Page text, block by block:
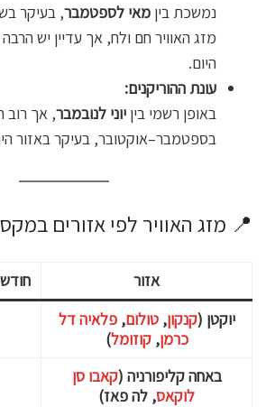
נמשכת בין מאי לספטמבר, בעיקר
מזג האוויר חם ולח, אך עדיין יש
היום.
עונת ההוריקנים:
באופן רשמי בין יוני לנובמבר, אך רוב
בספטמבר–אוקטובר, בעיקר באזור
📍 מזג האוויר לפי אזורים
אזור
יוקטן (קנקון,טולום,פלאיה דל
כרמן,קוזומל)
באחה קליפורניה (קאבו סן
לוקאס, לה פאז)